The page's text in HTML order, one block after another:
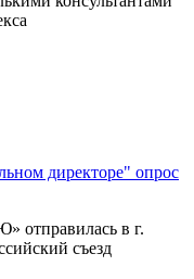
директоре" опрос
отправилась в г.
съезд